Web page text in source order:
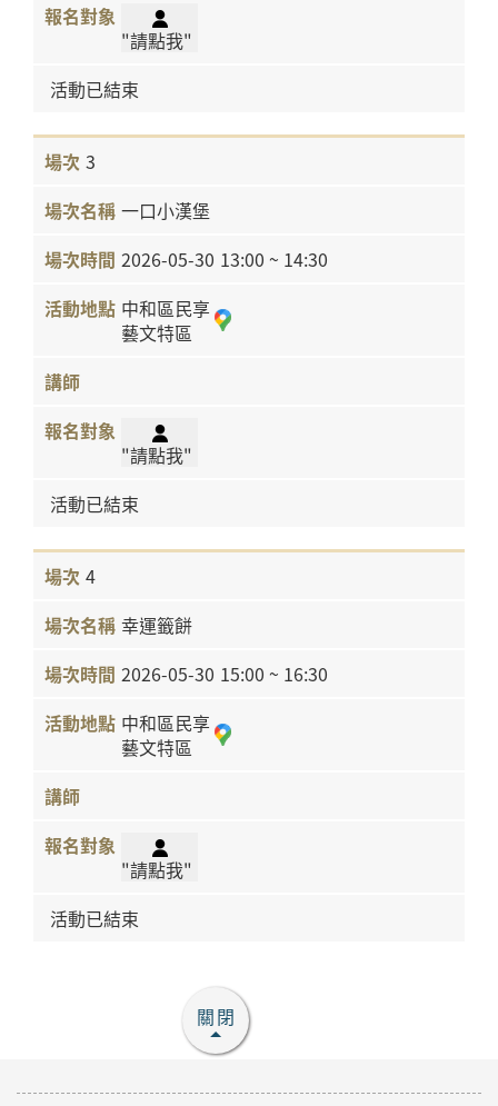
"請點我"
活動已結束
3
一口小漢堡
2026-05-30 13:00 ~ 14:30
中和區民享
藝文特區
"請點我"
活動已結束
4
幸運籤餅
2026-05-30 15:00 ~ 16:30
中和區民享
藝文特區
"請點我"
活動已結束
關閉